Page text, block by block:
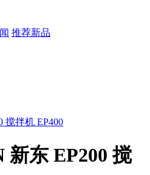
推荐新品
新东 EP200 搅